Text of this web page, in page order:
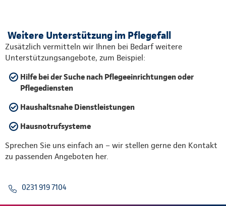
Weitere Unterstützung im Pflegefall
Zusätzlich vermitteln wir Ihnen bei Bedarf weitere
Unterstützungsangebote, zum Beispiel:
Hilfe bei der Suche nach Pflegeeinrichtungen oder
Pflegediensten
Haushaltsnahe Dienstleistungen
Hausnotrufsysteme
Sprechen Sie uns einfach an – wir stellen gerne den Kontakt
zu passenden Angeboten her.
0231 919 7104